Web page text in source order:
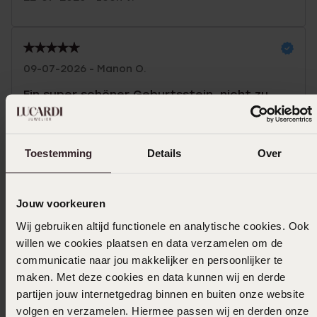
Toestemming Details Over
Jouw voorkeuren
Wij gebruiken altijd functionele en analytische cookies. Ook
willen we cookies plaatsen en data verzamelen om de
communicatie naar jou makkelijker en persoonlijker te
maken. Met deze cookies en data kunnen wij en derde
partijen jouw internetgedrag binnen en buiten onze website
volgen en verzamelen. Hiermee passen wij en derden onze
09-07-2026 - Manon O.
Ein super schöner Geburtsstein, nicht zu
groß
In den Warenkorb legen
Das könnte dir gefallen